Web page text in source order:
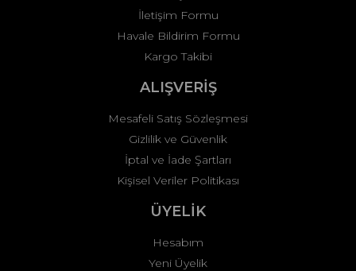
Gönder
İletişim Formu
Havale Bildirim Formu
Kargo Takibi
ALIŞVERİŞ
Mesafeli Satış Sözleşmesi
Gizlilik ve Güvenlik
İptal ve İade Şartları
Kişisel Veriler Politikası
ÜYELİK
Hesabım
Yeni Üyelik